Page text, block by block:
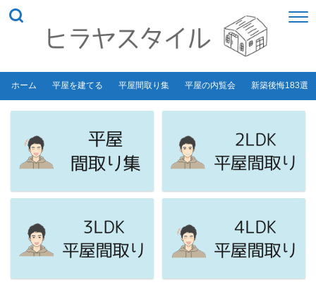
ホーム 平屋を建てる 平屋間取り集 平屋の内覧会 新築後悔183選